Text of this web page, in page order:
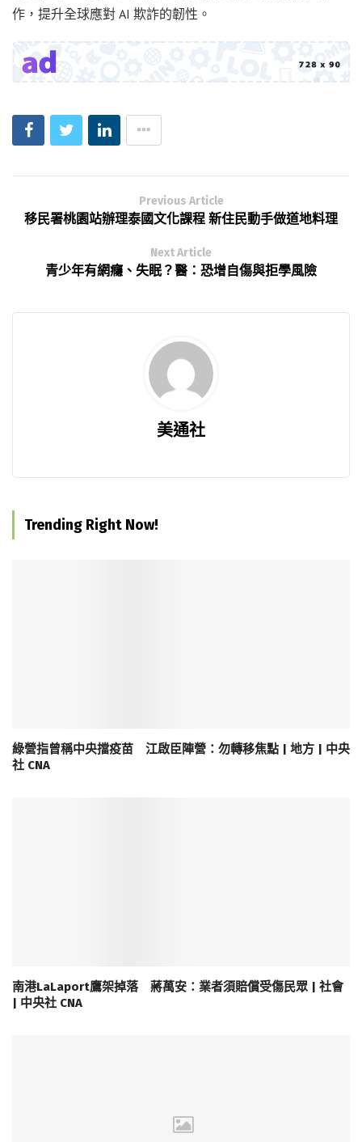
作，提升全球應對 AI 欺詐的韌性。
Previous Article
移民署桃園站辦理泰國文化課程 新住民動手做道地料理
Next Article
青少年有網癮、失眠？醫：恐增自傷與拒學風險
美通社
Trending Right Now!
綠營指曾稱中央擋疫苗 江啟臣陣營：勿轉移焦點 | 地方 | 中央
社 CNA
南港LaLaport鷹架掉落 蔣萬安：業者須賠償受傷民眾 | 社會
| 中央社 CNA